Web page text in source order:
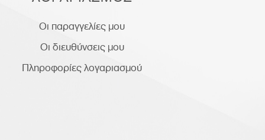
Οι παραγγελίες μου
Οι διευθύνσεις μου
Πληροφορίες λογαριασμού